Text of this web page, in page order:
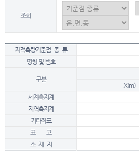
조회
지적측량기준점 종 류
명칭 및 번호
구분
X(m)
세계측지계
지역측지계
기타좌표
표 고
소 재 지